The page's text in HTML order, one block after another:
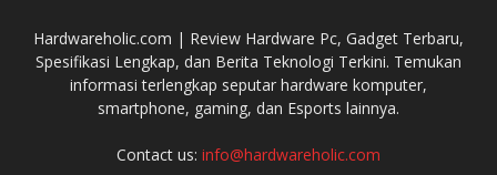
Hardwareholic.com | Review Hardware Pc, Gadget Terbaru,
Spesifikasi Lengkap, dan Berita Teknologi Terkini. Temukan
informasi terlengkap seputar hardware komputer,
smartphone, gaming, dan Esports lainnya.
Contact us: info@hardwareholic.com